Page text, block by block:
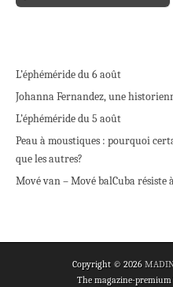
L’éphéméride du 6 août
Johanna Fernandez, une
L’éphéméride du 5 août
Peau à moustiques : pourquoi
que les autres?
Mové van – Mové balCuba résiste
Copyright © 2026
The magazine-premium